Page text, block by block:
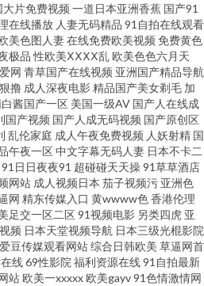
91大神网址 黑丝av网址 91超碰在线网站
女人图 豆花九十一网站成人 91调教打屁股
久国产熟女精品 91次元免费观看 国产日韩
区久久 波多野洁依无码 欧美久草在线视频
国产综合 亚洲日韩国产精 wwwavav导航 自
合 人妻少妇精品视频 wwwav不卡电影 深爱
视频 色伦五月天 阿v视频在线播放 亚洲好
大片免费视频 一道日本亚洲香蕉 国产91
在线播放 人妻无码精品 91自拍在线观看
美色图人妻在线免费欧美视频 免费黄色
极品 性欧美ⅩⅩⅩⅩ乱欧美色色六月天
网 青草国产在线视频 亚洲国产精品导航
撸 成人深夜电影精品国产美女剃毛 加
酱国产一区 美国一级AV 国产人在线成
国产视频 国产人成无码视频 国产原创区
乱伦家庭 成人午夜免费视频 人妖射精 国
午夜一区中文字幕无码人妻 日本不卡二
91日日夜夜91 超碰碰天天操91草草酒店
网站 成人视频日本 茄子视频污 亚洲色
网 精东传媒入口 黄wwww色香港伦理
足交一区二区91视频电影 另类四虎 亚
频 日本天堂视频导航 日本三级光棍影院
爱豆传媒观看网站综合日韩欧美 草逼网首
线69性影院 福利资源在线91自拍最新
站欧美一xxxxx欧美gayv91色情激情网